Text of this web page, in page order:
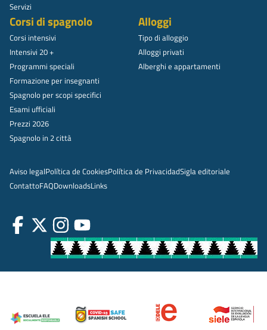
Servizi
Corsi di spagnolo
Corsi intensivi
Intensivi 20 +
Programmi speciali
Formazione per insegnanti
Spagnolo per scopi specifici
Esami ufficiali
Prezzi 2026
Spagnolo in 2 città
Alloggi
Tipo di alloggio
Alloggi privati
Alberghi e appartamenti
Aviso legalPolítica de CookiesPolítica de PrivacidadSigla editoriale
ContattoFAQDownloadsLinks